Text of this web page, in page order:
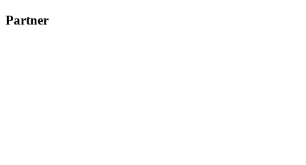
Partner